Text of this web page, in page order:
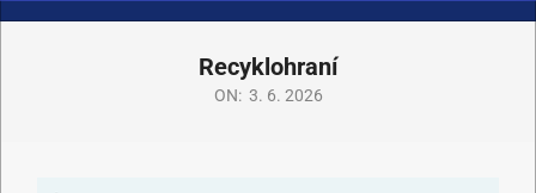
Recyklohraní
ON: 3. 6. 2026